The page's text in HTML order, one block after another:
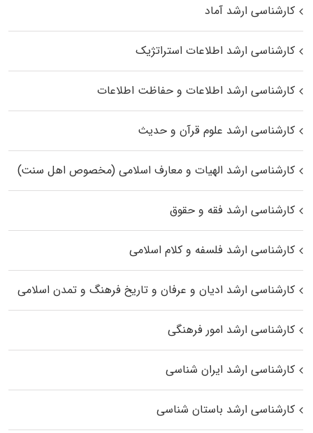
کارشناسی ارشد آماد
کارشناسی ارشد اطلاعات استراتژیک
کارشناسی ارشد اطلاعات و حفاظت اطلاعات
کارشناسی ارشد علوم قرآن و حدیث
کارشناسی ارشد الهیات و معارف اسلامی (مخصوص اهل سنت)
کارشناسی ارشد فقه و حقوق
کارشناسی ارشد فلسفه و کلام اسلامی
کارشناسی ارشد ادیان و عرفان و تاریخ فرهنگ و تمدن اسلامی
کارشناسی ارشد امور فرهنگی
کارشناسی ارشد ایران شناسی
کارشناسی ارشد باستان شناسی